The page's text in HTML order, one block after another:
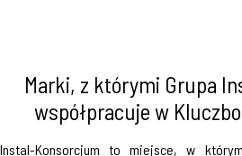
Marki, z którymi Grupa
współpracuje w
Instal-Konsorcjum to miejsce, w